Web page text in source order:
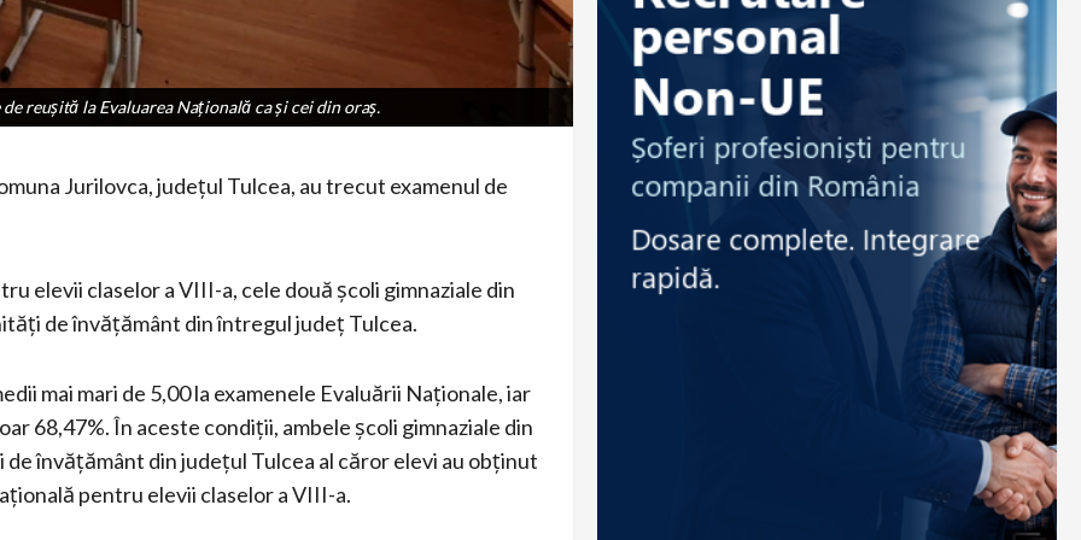
reușită la Evaluarea Națională ca și cei din oraș.
reușită la Evaluarea Națională ca și cei din oraș.
Jurilovca, județul Tulcea, au trecut examenul de
elevii claselor a VIII-a, cele două școli gimnaziale din
de învățământ din întregul județ Tulcea.
mai mari de 5,00 la examenele Evaluării Naționale, iar
68,47%. În aceste condiții, ambele școli gimnaziale din
învățământ din județul Tulcea al căror elevi au obținut
pentru elevii claselor a VIII-a.